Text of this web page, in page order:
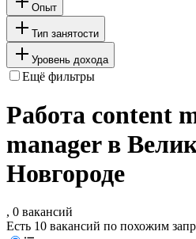
Опыт
Тип занятости
Уровень дохода
Ещё фильтры
Работа content
manager в
Новгороде
, 0 вакансий
Есть 10 вакансий по похожим